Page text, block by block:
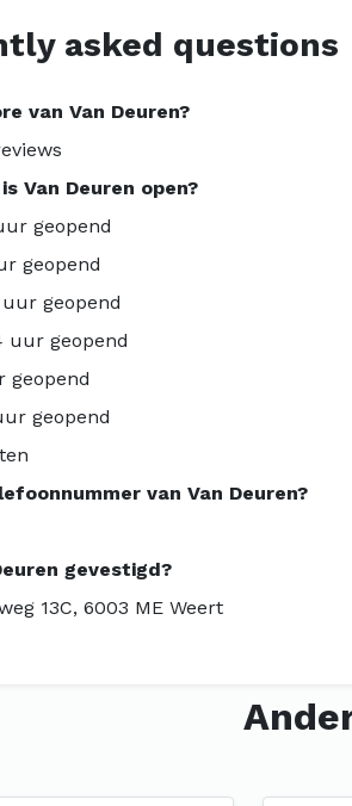
asked questions
van Van Deuren?
Van Deuren open?
geopend
geopend
geopend
uur geopend
geopend
geopend
van Van Deuren?
gevestigd?
13C, 6003 ME Weert